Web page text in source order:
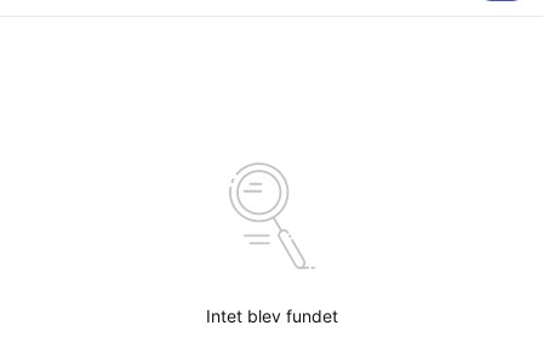
Intet blev fundet